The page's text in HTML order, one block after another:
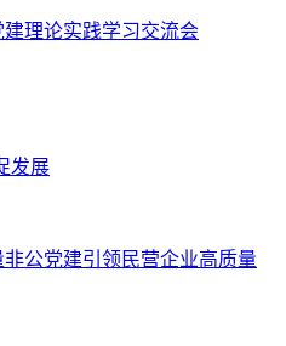
理论实践学习交流会
发展
公党建引领民营企业高质量